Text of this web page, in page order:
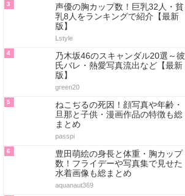
3
声優の胸カップ数！巨乳32人・貧
乳8人をランキングで紹介【最新
版】
Lstyle
4
乃木坂46のスキャンダル20選～彼
氏バレ・熱愛写真流出など【最新
版】
green20
5
ねこぢるの死因！顔写真や年齢・
旦那と子供・漫画作品の特徴も総
まとめ
passpi
6
豊田萌絵の身長と体重・胸カップ
数！フライデーや写真集で見せた
水着画像も総まとめ
aquanaut369